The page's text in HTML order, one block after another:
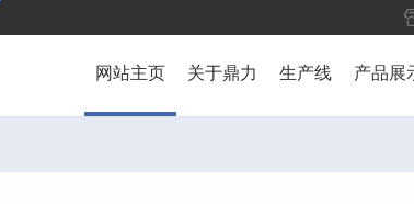
网站主页 关于鼎力 生产线 产品展